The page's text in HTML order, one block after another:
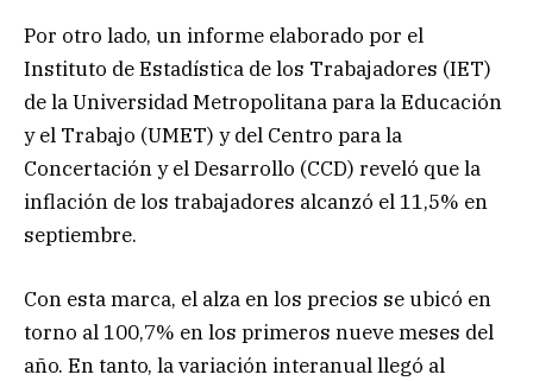
Por otro lado, un informe elaborado por el
Instituto de Estadística de los Trabajadores (IET)
de la Universidad Metropolitana para la Educación
y el Trabajo (UMET) y del Centro para la
Concertación y el Desarrollo (CCD) reveló que la
inflación de los trabajadores alcanzó el 11,5% en
septiembre.
Con esta marca, el alza en los precios se ubicó en
torno al 100,7% en los primeros nueve meses del
año. En tanto, la variación interanual llegó al